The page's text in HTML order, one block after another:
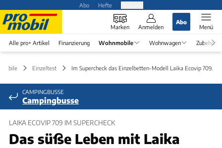
Abo Hefte
Marken Anmelden
Abo
Menü
Alle pro+ Artikel Finanzierung Wohnmobile Wohnwagen Zubehör
Einzeltest Im Supercheck das Einzelbetten-Modell Laika Ecovip 709.
CAMPINGBUSSE
Campingbusse
LAIKA ECOVIP 709 IM SUPERCHECK
Das süße Leben mit Laika